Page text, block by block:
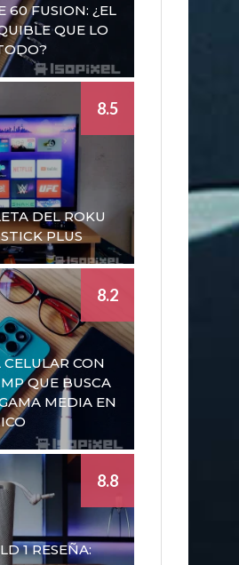
60 FUSION: ¿EL
QUE LO
DEL ROKU
PLUS
8.5
CON
QUE BUSCA
MEDIA EN
8.2
1 RESEÑA:
8.8